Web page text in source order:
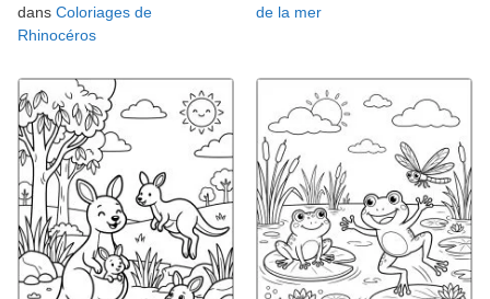
dans Coloriages de
Rhinocéros
de la mer